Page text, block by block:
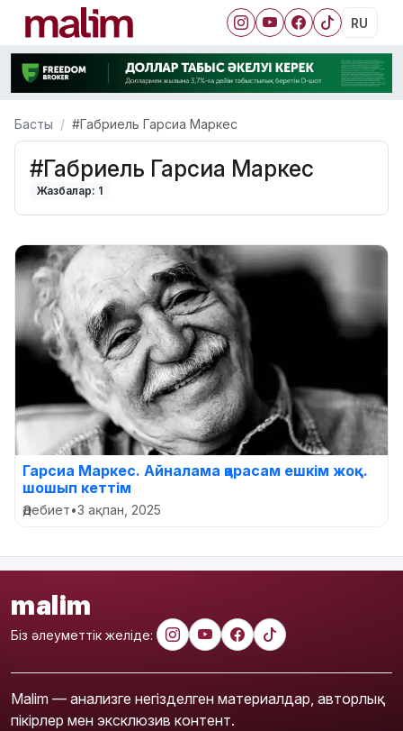
RU
Басты #Габриель Гарсиа Маркес
#Габриель Гарсиа Маркес
Жазбалар: 1
Гарсиа Маркес. Айналама қарасам ешкім жоқ...
шошып кеттім
Әдебиет•3 ақпан, 2025
malim
Біз әлеуметтік желіде:
Malim — анализге негізделген материалдар, авторлық
пікірлер мен эксклюзив контент.